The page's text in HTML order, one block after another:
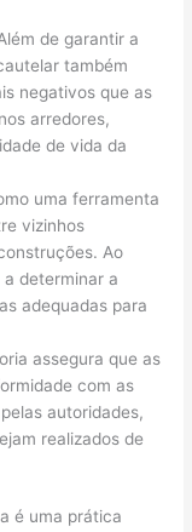
de garantir a
também
negativos que as
arredores,
de vida da
uma ferramenta
vizinhos
Ao
determinar a
adequadas para
assegura que as
com as
autoridades,
realizados de
é uma prática